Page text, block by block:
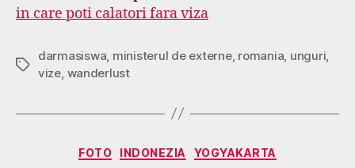
in care poti calatori fara viza
Tags
darmasiswa ministerul de externe, romania unguri
vize wanderlust
Categories
FOTO INDONEZIA YOGYAKARTA
B